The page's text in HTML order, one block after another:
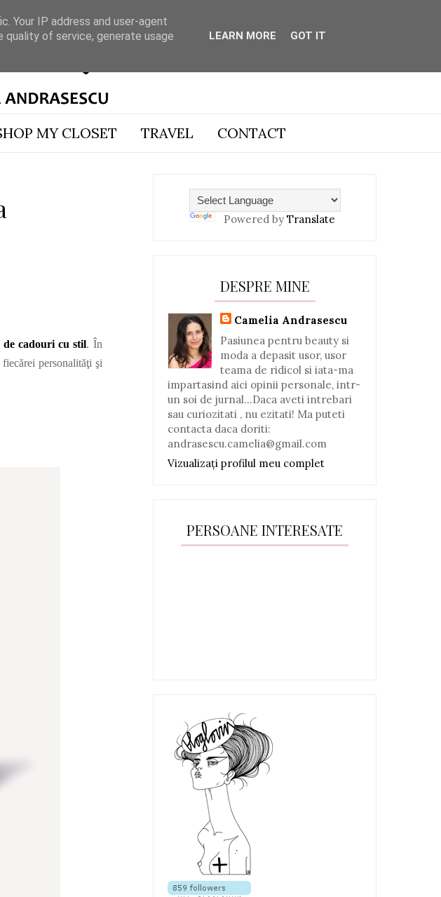
MY CLOSET TRAVEL CONTACT
de cadouri cu stil. În
personalităţi şi
Powered by Translate
DESPRE MINE
Camelia Andrasescu
Pasiunea pentru beauty si
moda a depasit usor, usor
teama de ridicol si iata-ma
impartasind aici opinii personale, intr-
un soi de jurnal...Daca aveti intrebari
sau curiozitati , nu ezitati! Ma puteti
contacta daca doriti:
andrasescu.camelia@gmail.com
Vizualizați profilul meu complet
PERSOANE INTERESATE
Your IP address and user-agent
quality of service, generate usage
LEARN MORE GOT IT